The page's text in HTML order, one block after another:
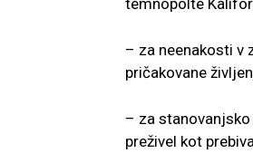
temnopolte
– za neenakosti v
pričakovane
– za
preživel kot